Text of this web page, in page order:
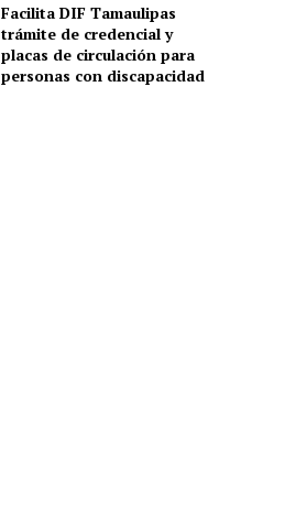
Facilita DIF Tamaulipas
trámite de credencial y
placas de circulación para
personas con discapacidad